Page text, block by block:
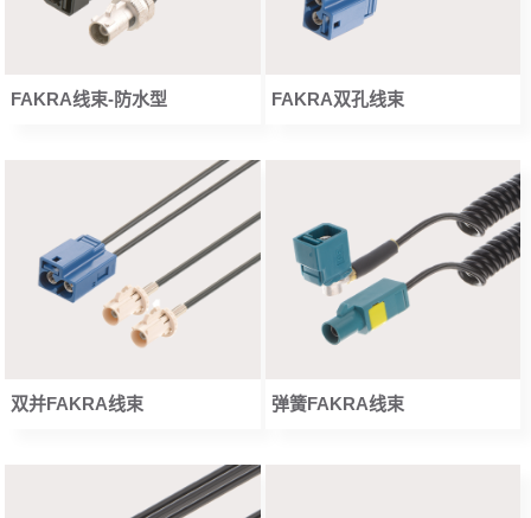
FAKRA线束-防水型 FAKRA双孔线束
双并FAKRA线束 弹簧FAKRA线束